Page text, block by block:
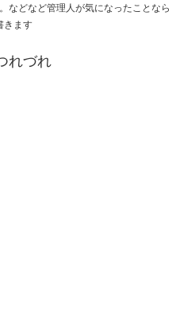
などなど管理人が気になったことなら
きます
れづれ